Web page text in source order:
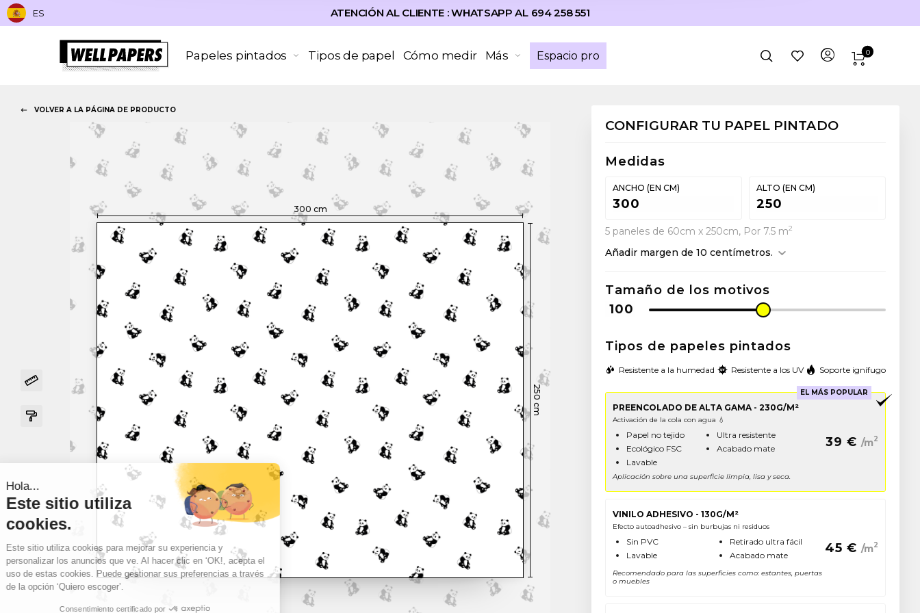
Hola...
Este sitio utiliza
cookies.
Este sitio utiliza cookies para mejorar su experiencia y
personalizar los anuncios que ve. Al hacer clic en ‘OK!, acepta el
uso de estas cookies. Puede gestionar sus preferencias a través
de la opción ‘Quiero escoger’.
Consentimiento certificado por
ES ATENCIÓN AL CLIENTE : WHATSAPP AL 694 258 551
Papeles pintados Tipos de papel Cómo medir Más Espacio pro 0
VOLVER A LA PÁGINA DE PRODUCTO
300 cm
250
cm
CONFIGURAR TU PAPEL PINTADO
Medidas
ANCHO (EN CM) ALTO (EN CM)
5 paneles de 60cm x 250cm, Por 7.5 m2
Añadir margen de 10 centímetros.
Tamaño de los motivos
Tipos de papeles pintados
Resistente a la humedad Resistente a los UV Soporte ignífugo
EL MÁS POPULAR
PREENCOLADO DE ALTA GAMA - 230G/M²
Activación de la cola con agua 💧
Papel no tejido
Ecológico FSC
Lavable
Ultra resistente
Acabado mate
Aplicación sobre una superficie limpia, lisa y seca.
39 € /m2
VINILO ADHESIVO - 130G/M²
Efecto autoadhesivo – sin burbujas ni residuos
Sin PVC
Lavable
Retirado ultra fácil
Acabado mate
Recomendado para las superficies como: estantes, puertas
o muebles
45 € /m2